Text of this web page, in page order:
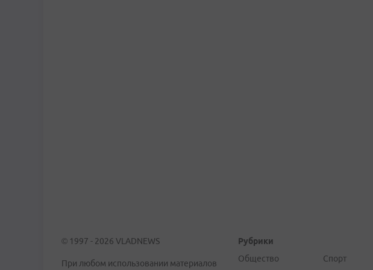
© 1997 - 2026 VLADNEWS
При любом использовании материалов
Рубрики
Общество
Спорт